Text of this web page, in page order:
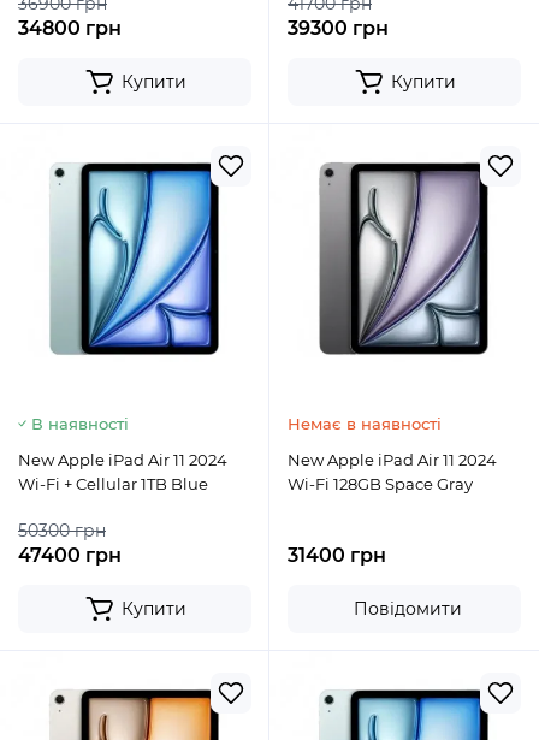
34800 грн
Купити
39300 грн
Купити
В наявності
New Apple iPad Air 11 2024
Wi-Fi + Cellular 1TB Blue
50300 грн
47400 грн
Купити
Немає в наявності
New Apple iPad Air 11 2024
Wi-Fi 128GB Space Gray
31400 грн
Повідомити